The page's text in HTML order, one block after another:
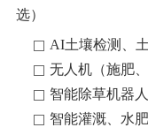
选）
AI土壤检测、
无人机（施肥
智能除草机器
智能灌溉、水